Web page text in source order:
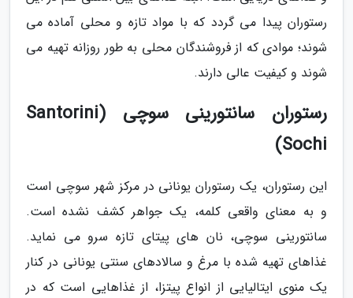
رستوران پیدا می گردد که با مواد تازه و محلی آماده می
شوند؛ موادی که از فروشندگان محلی به طور روزانه تهیه می
شوند و کیفیت عالی دارند.
رستوران سانتورینی سوچی (Santorini
Sochi)
این رستوران، یک رستوران یونانی در مرکز شهر سوچی است
و به معنای واقعی کلمه، یک جواهر کشف نشده است.
سانتورینی سوچی، نان های پیتای تازه سرو می نماید.
غذاهای تهیه شده با مرغ و سالادهای سنتی یونانی در کنار
یک منوی ایتالیایی از انواع پیتزا، از غذاهایی است که در